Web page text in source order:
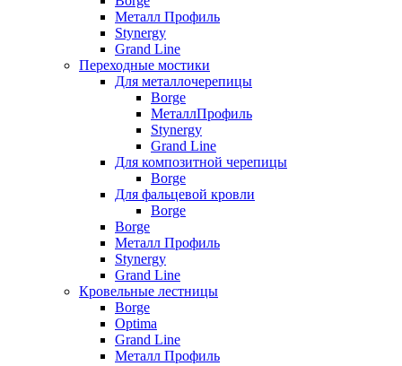
Металл Профиль
Stynergy
Grand Line
Переходные мостики
Для металлочерепицы
Borge
МеталлПрофиль
Stynergy
Grand Line
Для композитной черепицы
Borge
Для фальцевой кровли
Borge
Borge
Металл Профиль
Stynergy
Grand Line
Кровельные лестницы
Borge
Optima
Grand Line
Металл Профиль